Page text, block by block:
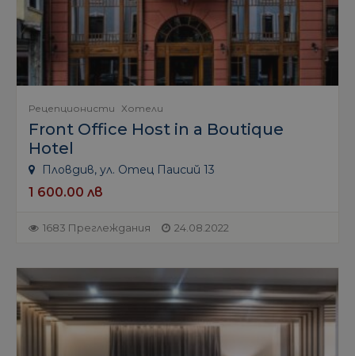
Рецепционисти Хотели
Front Office Host in a Boutique
Hotel
Пловдив, ул. Отец Паисий 13
1 600.00 лв
1683 Преглеждания 24.08.2022